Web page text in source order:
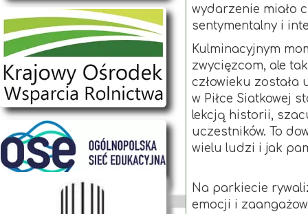
wydarzenie miało
sentymentalny i
Kulminacyjnym
zwycięzcom, ale
człowieku została
w Piłce Siatkowej
lekcją historii,
uczestników. To
wielu ludzi i jak
Na parkiecie
emocji i